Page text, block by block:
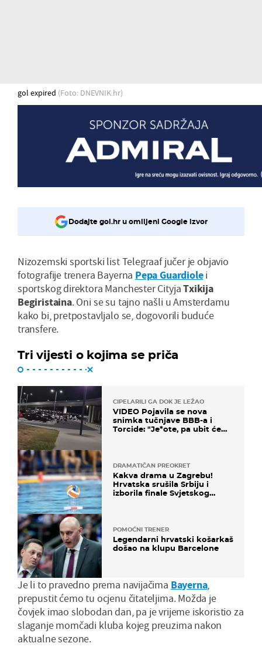
gol expired (Foto: DNEVNIK.hr)
Dodajte gol.hr u omiljeni Google izvor
Nizozemski sportski list Telegraaf jučer je objavio
fotografije trenera Bayerna Pepa Guardiolei
sportskog direktora Manchester CityjaTxikija
Begiristaina. Oni se su tajno našli u Amsterdamu
kako bi, pretpostavljalo se, dogovorili buduće
transfere.
Tri vijesti o kojima se priča
CIPELARILI GA DOK JE LEŽAO
VIDEO Pojavila se nova
snimka tučnjave BBB-a i
Torcide: "Je*ote, pa ubit će
DRAMATIČAN PREOKRET
Kakva drama u Zagrebu!
Hrvatska srušila Srbiju i
izborila finale Svjetskog
POMOĆNI TRENER
Legendarni hrvatski košarkaš
došao na klupu Barcelone
Je li to pravedno prema navijačima Bayerna,
prepustit ćemo tu ocjenu čitateljima. Možda je
čovjek imao slobodan dan, pa je vrijeme iskoristio za
slaganje momčadi kluba kojeg preuzima nakon
aktualne sezone.